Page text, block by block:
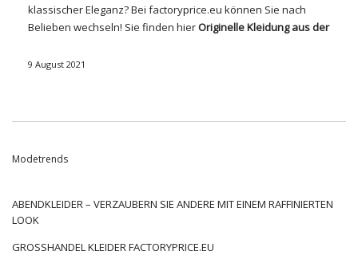
klassischer Eleganz? Bei factoryprice.eu können Sie nach
Belieben wechseln! Sie finden hierOriginelle Kleidung aus der
Ihr Geschäft umfassend lagern werden. Schauen Sie sich an,
im Großhandel – neue Kollektionen
bei factoryprice.eu
Originalkleidung aus der Türkei
9 August 2021
Modetrends
ABENDKLEIDER – VERZAUBERN SIE ANDERE MIT EINEM RAFFINIERTEN
LOOK
GROSSHANDEL KLEIDER FACTORYPRICE.EU